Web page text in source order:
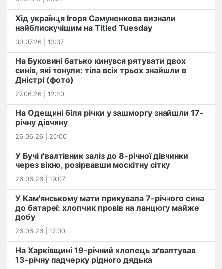
Хід українця Ігоря Самуненкова визнали
найблискучішим на Titled Tuesday
30.07.26 | 13:37
На Буковині батько кинувся рятувати двох
синів, які тонули: тіла всіх трьох знайшли в
Дністрі (фото)
27.06.26 | 12:40
На Одещині біля річки у зашморгу знайшли 17-
річну дівчину
26.06.26 | 20:00
У Бучі ґвалтівник заліз до 8-річної дівчинки
через вікно, розірвавши москітну сітку
26.06.26 | 19:07
У Кам'янському мати прикувала 7-річного сина
до батареї: хлопчик провів на ланцюгу майже
добу
26.06.26 | 17:00
На Харківщині 19-річний хлопець​ ️зґвалтував
13-річну падчерку рідного дядька